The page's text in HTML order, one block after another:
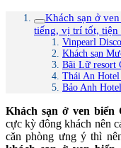
Khách sạn ở
tiếng, vị trí tốt, tiện
Vinpearl
Khách sạn
Bãi Lữ resort
Thái An
Bảo Anh Hotel
Khách sạn ở ven
cực kỳ đông khách nên
căn phòng ưng ý thì